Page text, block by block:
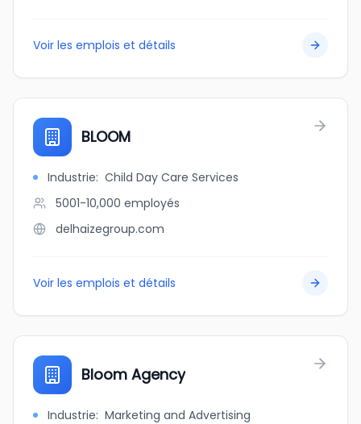
Voir les emplois et détails
BLOOM
Industrie: Child Day Care Services
5001-10,000 employés
delhaizegroup.com
Voir les emplois et détails
Bloom Agency
Industrie: Marketing and Advertising